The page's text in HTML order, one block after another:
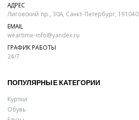
АДРЕС
Лиговский пр., 30А, Санкт-Петербург, 191040
EMAIL
weartime-info@yandex.ru
ГРАФИК РАБОТЫ
24/7
ПОПУЛЯРНЫЕ КАТЕГОРИИ
Куртки
Обувь